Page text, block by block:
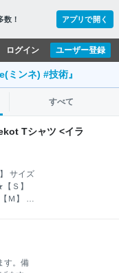
数！ アプリで開く
ユーザー登録
ログイン
ミンネ) #技術』
すべて
Tシャツ <イラ
サイズ
Ｓ】
Ｍ】 身
Ｌ】 身
ＸＸ
★必
す。備